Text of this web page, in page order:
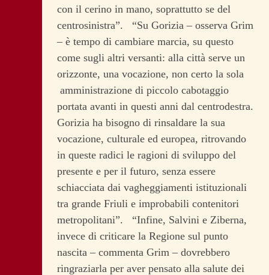
con il cerino in mano, soprattutto se del
centrosinistra”. “Su Gorizia – osserva Grim
– è tempo di cambiare marcia, su questo
come sugli altri versanti: alla città serve un
orizzonte, una vocazione, non certo la sola
amministrazione di piccolo cabotaggio
portata avanti in questi anni dal centrodestra.
Gorizia ha bisogno di rinsaldare la sua
vocazione, culturale ed europea, ritrovando
in queste radici le ragioni di sviluppo del
presente e per il futuro, senza essere
schiacciata dai vagheggiamenti istituzionali
tra grande Friuli e improbabili contenitori
metropolitani”. “Infine, Salvini e Ziberna,
invece di criticare la Regione sul punto
nascita – commenta Grim – dovrebbero
ringraziarla per aver pensato alla salute dei